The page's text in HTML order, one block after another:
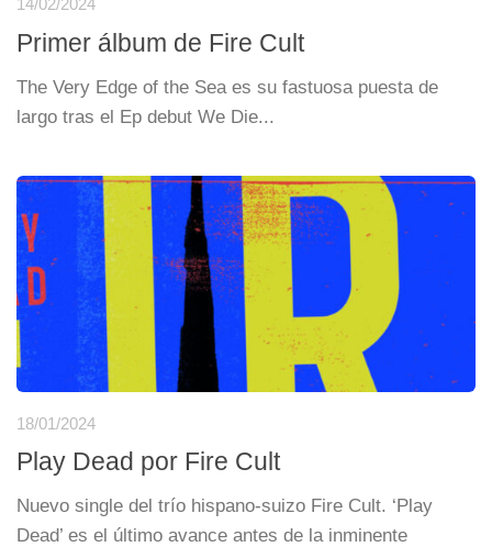
14/02/2024
Primer álbum de Fire Cult
The Very Edge of the Sea es su fastuosa puesta de
largo tras el Ep debut We Die...
18/01/2024
Play Dead por Fire Cult
Nuevo single del trío hispano-suizo Fire Cult. ‘Play
Dead’ es el último avance antes de la inminente